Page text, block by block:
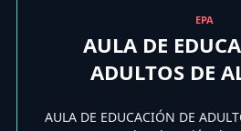
EPA
AULA DE
ADULTOS DE
AULA DE EDUCACIÓN DE